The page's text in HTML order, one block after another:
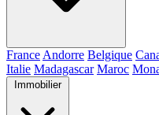
France Andorre Belgique
Italie Madagascar Maroc
Immobilier